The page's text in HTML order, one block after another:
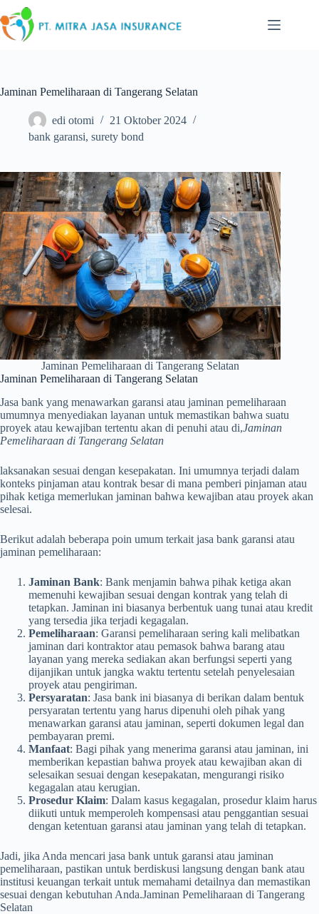
to
content
Jaminan Pemeliharaan di Tangerang Selatan
edi otomi
21 Oktober 2024
bank garansi, surety bond
Jaminan Pemeliharaan di Tangerang Selatan
Jaminan Pemeliharaan di Tangerang Selatan
Jasa bank yang menawarkan garansi atau jaminan pemeliharaan
umumnya menyediakan layanan untuk memastikan bahwa suatu
proyek atau kewajiban tertentu akan di penuhi atau di,Jaminan
Pemeliharaan di Tangerang Selatan
laksanakan sesuai dengan kesepakatan. Ini umumnya terjadi dalam
konteks pinjaman atau kontrak besar di mana pemberi pinjaman atau
pihak ketiga memerlukan jaminan bahwa kewajiban atau proyek akan
selesai.
Berikut adalah beberapa poin umum terkait jasa bank garansi atau
jaminan pemeliharaan:
Jaminan Bank: Bank menjamin bahwa pihak ketiga akan
memenuhi kewajiban sesuai dengan kontrak yang telah di
tetapkan. Jaminan ini biasanya berbentuk uang tunai atau kredit
yang tersedia jika terjadi kegagalan.
Pemeliharaan: Garansi pemeliharaan sering kali melibatkan
jaminan dari kontraktor atau pemasok bahwa barang atau
layanan yang mereka sediakan akan berfungsi seperti yang
dijanjikan untuk jangka waktu tertentu setelah penyelesaian
proyek atau pengiriman.
Persyaratan: Jasa bank ini biasanya di berikan dalam bentuk
persyaratan tertentu yang harus dipenuhi oleh pihak yang
menawarkan garansi atau jaminan, seperti dokumen legal dan
pembayaran premi.
Manfaat: Bagi pihak yang menerima garansi atau jaminan, ini
memberikan kepastian bahwa proyek atau kewajiban akan di
selesaikan sesuai dengan kesepakatan, mengurangi risiko
kegagalan atau kerugian.
Prosedur Klaim: Dalam kasus kegagalan, prosedur klaim harus
diikuti untuk memperoleh kompensasi atau penggantian sesuai
dengan ketentuan garansi atau jaminan yang telah di tetapkan.
Jadi, jika Anda mencari jasa bank untuk garansi atau jaminan
pemeliharaan, pastikan untuk berdiskusi langsung dengan bank atau
institusi keuangan terkait untuk memahami detailnya dan memastikan
sesuai dengan kebutuhan Anda.Jaminan Pemeliharaan di Tangerang
Selatan